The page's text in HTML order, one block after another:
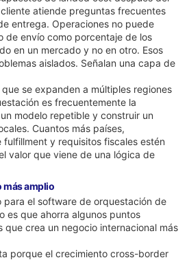
atiende preguntas frecuentes
entrega. Operaciones no puede
de envío como porcentaje de los
en un mercado y no en otro. Esos
aislados. Señalan una capa de
se expanden a múltiples regiones
es frecuentemente la
modelo repetible y construir un
Cuantos más países,
y requisitos fiscales estén
valor que viene de una lógica de
más amplio
para el software de orquestación de
es que ahorra algunos puntos
que crea un negocio internacional más
porque el crecimiento cross-border